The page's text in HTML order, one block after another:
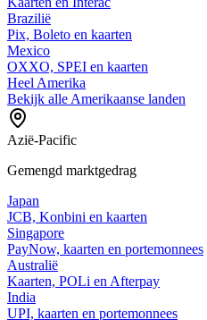
Brazilië
Pix, Boleto en kaarten
Mexico
OXXO, SPEI en kaarten
Heel Amerika
Bekijk alle Amerikaanse landen
Azië-Pacific
Gemengd marktgedrag
Japan
JCB, Konbini en kaarten
Singapore
PayNow, kaarten en portemonnees
Australië
Kaarten, POLi en Afterpay
India
UPI, kaarten en portemonnees